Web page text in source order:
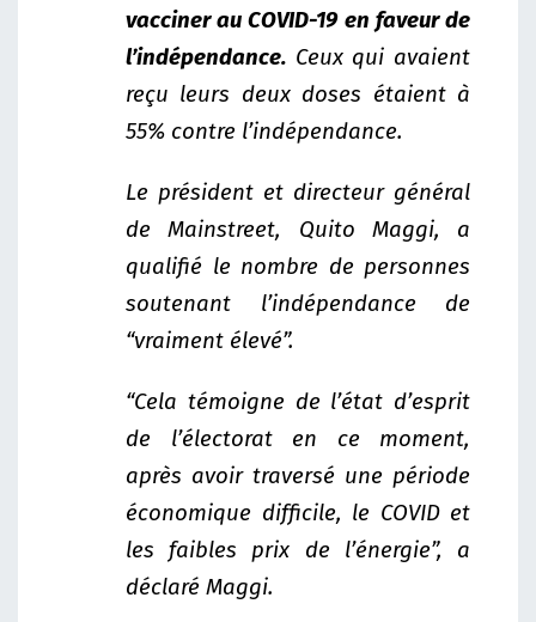
vacciner au COVID-19 en faveur de
l’indépendance. Ceux qui avaient
reçu leurs deux doses étaient à
55% contre l’indépendance.
Le président et directeur général
de Mainstreet, Quito Maggi, a
qualifié le nombre de personnes
soutenant l’indépendance de
“vraiment élevé”.
“Cela témoigne de l’état d’esprit
de l’électorat en ce moment,
après avoir traversé une période
économique difficile, le COVID et
les faibles prix de l’énergie”, a
déclaré Maggi.